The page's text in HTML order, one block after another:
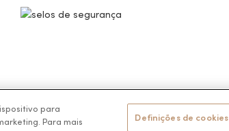
0406-41
para
Para mais
Definições de cookies